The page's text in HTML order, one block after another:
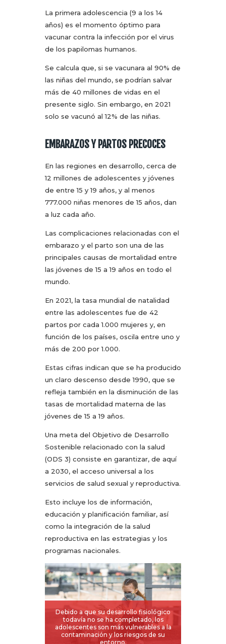
La primera adolescencia (9 a los 14
años) es el momento óptimo para
vacunar contra la infección por el virus
de los papilomas humanos.
Se calcula que, si se vacunara al 90% de
las niñas del mundo, se podrían salvar
más de 40 millones de vidas en el
presente siglo. Sin embargo, en 2021
solo se vacunó al 12% de las niñas.
EMBARAZOS Y PARTOS PRECOCES
En las regiones en desarrollo, cerca de
12 millones de adolescentes y jóvenes
de entre 15 y 19 años, y al menos
777.000 niñas menores de 15 años, dan
a luz cada año.
Las complicaciones relacionadas con el
embarazo y el parto son una de las
principales causas de mortalidad entre
las jóvenes de 15 a 19 años en todo el
mundo.
En 2021, la tasa mundial de natalidad
entre las adolescentes fue de 42
partos por cada 1.000 mujeres y, en
función de los países, oscila entre uno y
más de 200 por 1.000.
Estas cifras indican que se ha producido
un claro descenso desde 1990, que se
refleja también en la disminución de las
tasas de mortalidad materna de las
jóvenes de 15 a 19 años.
Una meta del Objetivo de Desarrollo
Sostenible relacionado con la salud
(ODS 3) consiste en garantizar, de aquí
a 2030, el acceso universal a los
servicios de salud sexual y reproductiva.
Esto incluye los de información,
educación y planificación familiar, así
como la integración de la salud
reproductiva en las estrategias y los
programas nacionales.
Debido a que su desarrollo fisiológico
todavía no se ha completado, los
adolescentes son más vulnerables a la
contaminación y los riesgos de su
entorno.